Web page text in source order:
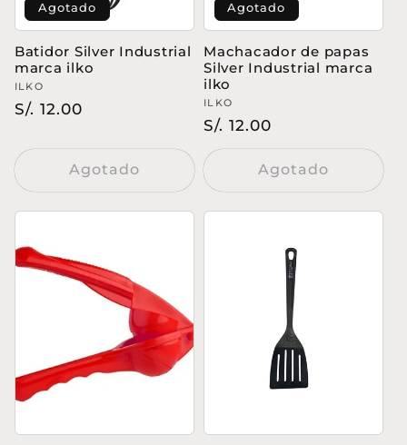
Agotado
Batidor Silver Industrial
marca ilko
Proveedor:
ILKO
Precio
S/. 12.00
Agotado
Agotado
Machacador de papas
Silver Industrial marca
ilko
Proveedor:
ILKO
Precio
habitual
S/. 12.00
Agotado